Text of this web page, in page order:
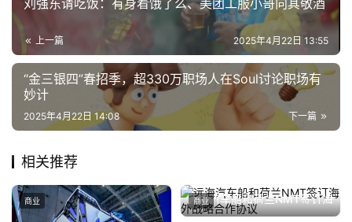
刘强东请吃饭：有身着饿了么、美团工服小哥向其敬酒
上一篇 2025年4月22日 13:55
“金三银四”春招季，超330万职场人在Soul讨论职场有
妙计
下一篇
2025年4月22日 14:08
相关推荐
商业
远海汽车船和荷兰NMT签订海
外战略合作协议
2023年9月14日
商业